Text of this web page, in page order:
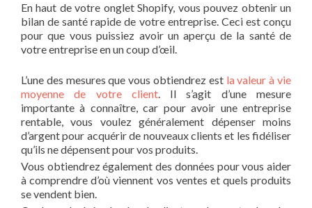
En haut de votre onglet Shopify, vous pouvez obtenir un
bilan de santé rapide de votre entreprise. Ceci est conçu
pour que vous puissiez avoir un aperçu de la santé de
votre entreprise en un coup d’œil.
L’une des mesures que vous obtiendrez est la valeur à vie
moyenne de votre client. Il s’agit d’une mesure
importante à connaître, car pour avoir une entreprise
rentable, vous voulez généralement dépenser moins
d’argent pour acquérir de nouveaux clients et les fidéliser
qu’ils ne dépensent pour vos produits.
Vous obtiendrez également des données pour vous aider
à comprendre d’où viennent vos ventes et quels produits
se vendent bien.